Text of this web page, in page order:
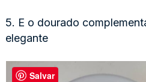
5. E o dourado
elegante
Salvar